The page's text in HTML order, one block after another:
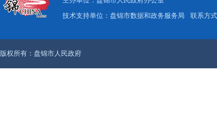
技术支持单位：盘锦市数据和政务服务局 联系方
版权所有：盘锦市人民政府